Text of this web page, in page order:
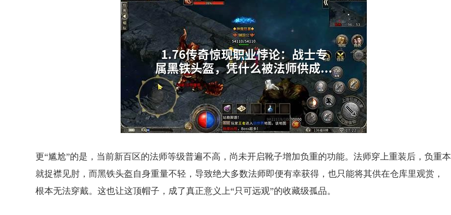
更“尴尬”的是，当前新百区的法师等级普遍不高，尚未开启靴子增加负重的功能。法师穿上重装后，负重本
就捉襟见肘，而黑铁头盔自身重量不轻，导致绝大多数法师即便有幸获得，也只能将其供在仓库里观赏，
根本无法穿戴。这也让这顶帽子，成了真正意义上“只可远观”的收藏级孤品。